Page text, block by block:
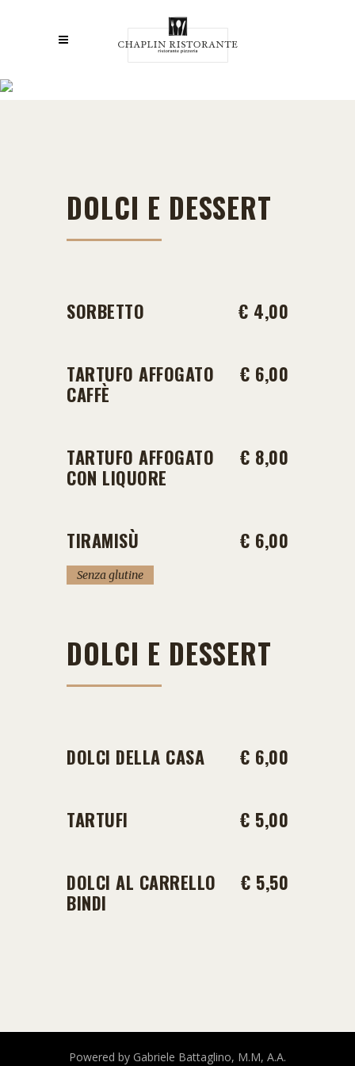
DOLCI E DESSERT
SORBETTO € 4,00
TARTUFO AFFOGATO
CAFFÈ
€ 6,00
TARTUFO AFFOGATO
CON LIQUORE
€ 8,00
TIRAMISÙ € 6,00
Senza glutine
DOLCI E DESSERT
DOLCI DELLA CASA € 6,00
TARTUFI € 5,00
DOLCI AL CARRELLO
BINDI
€ 5,50
Powered by Gabriele Battaglino, M.M, A.A.